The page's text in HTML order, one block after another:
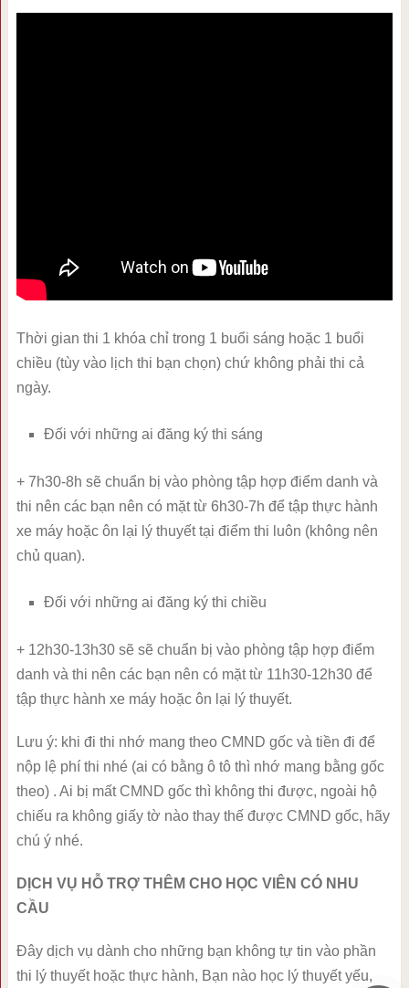
Thời gian thi 1 khóa chỉ trong 1 buổi sáng hoặc 1 buổi
chiều (tùy vào lịch thi bạn chọn) chứ không phải thi cả
ngày.
Đối với những ai đăng ký thi sáng
+ 7h30-8h sẽ chuẩn bị vào phòng tập hợp điểm danh và
thi nên các bạn nên có mặt từ 6h30-7h để tập thực hành
xe máy hoặc ôn lại lý thuyết tại điểm thi luôn (không nên
chủ quan).
Đối với những ai đăng ký thi chiều
+ 12h30-13h30 sẽ sẽ chuẩn bị vào phòng tập hợp điểm
danh và thi nên các bạn nên có mặt từ 11h30-12h30 để
tập thực hành xe máy hoặc ôn lại lý thuyết.
Lưu ý: khi đi thi nhớ mang theo CMND gốc và tiền đi để
nộp lệ phí thi nhé (ai có bằng ô tô thì nhớ mang bằng gốc
theo) . Ai bị mất CMND gốc thì không thi được, ngoài hộ
chiếu ra không giấy tờ nào thay thế được CMND gốc, hãy
chú ý nhé.
DỊCH VỤ HỖ TRỢ THÊM CHO HỌC VIÊN CÓ NHU
CẦU
Đây dịch vụ dành cho những bạn không tự tin vào phần
thi lý thuyết hoặc thực hành, Bạn nào học lý thuyết yếu,